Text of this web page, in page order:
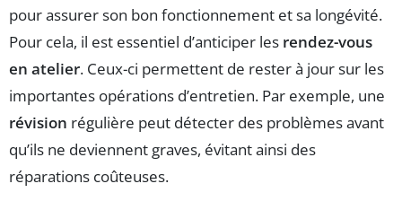
pour assurer son bon fonctionnement et sa longévité.
Pour cela, il est essentiel d’anticiper les rendez-vous
en atelier. Ceux-ci permettent de rester à jour sur les
importantes opérations d’entretien. Par exemple, une
révision régulière peut détecter des problèmes avant
qu’ils ne deviennent graves, évitant ainsi des
réparations coûteuses.